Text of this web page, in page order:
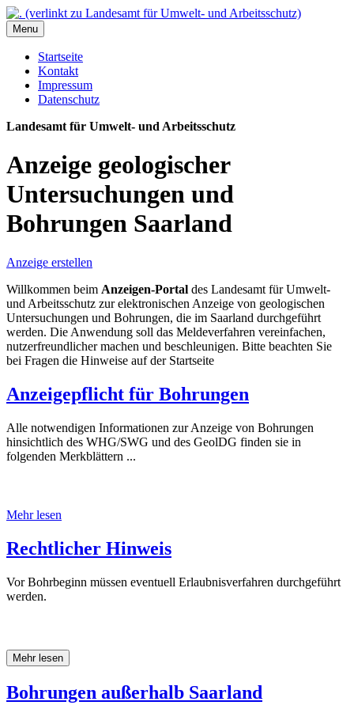
Menu
Startseite
Kontakt
Impressum
Datenschutz
Landesamt für Umwelt- und Arbeitsschutz
Anzeige geologischer
Untersuchungen und
Bohrungen Saarland
Anzeige erstellen
Willkommen beim Anzeigen-Portal des Landesamt für Umwelt-
und Arbeitsschutz zur elektronischen Anzeige von geologischen
Untersuchungen und Bohrungen, die im Saarland durchgeführt
werden. Die Anwendung soll das Meldeverfahren vereinfachen,
nutzerfreundlicher machen und beschleunigen. Bitte beachten Sie
bei Fragen die Hinweise auf der Startseite
Anzeigepflicht für Bohrungen
Alle notwendigen Informationen zur Anzeige von Bohrungen
hinsichtlich des WHG/SWG und des GeolDG finden sie in
folgenden Merkblättern ...
Mehr lesen
Rechtlicher Hinweis
Vor Bohrbeginn müssen eventuell Erlaubnisverfahren durchgeführt
werden.
Mehr lesen
Bohrungen außerhalb Saarland